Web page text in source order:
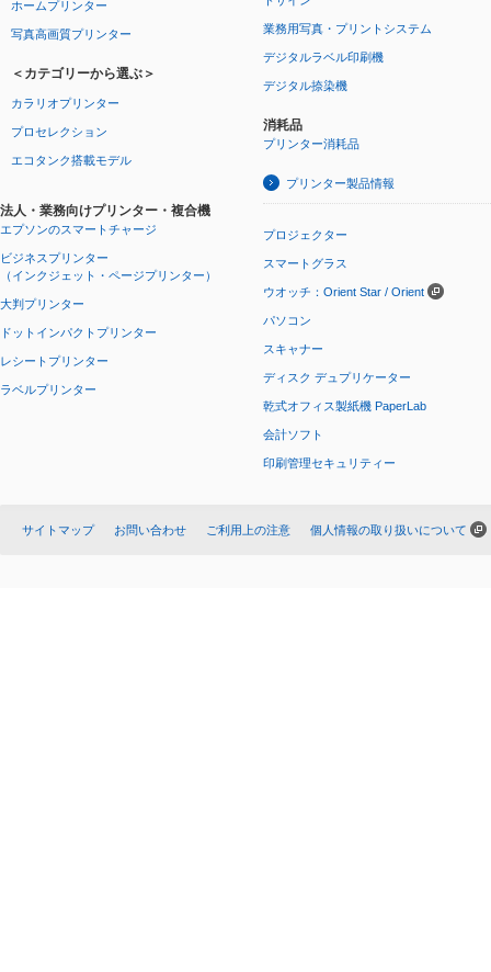
ホームプリンター
写真高画質プリンター
＜カテゴリーから選ぶ＞
カラリオプリンター
プロセレクション
エコタンク搭載モデル
法人・業務向けプリンター・複合機
エプソンのスマートチャージ
ビジネスプリンター
（インクジェット・ページプリンター）
大判プリンター
ドットインパクトプリンター
レシートプリンター
ラベルプリンター
業務用写真・プリントシステム
デジタルラベル印刷機
デジタル捺染機
消耗品
プリンター消耗品
プリンター製品情報
プロジェクター
スマートグラス
ウオッチ：Orient Star / Orient
パソコン
スキャナー
ディスク デュプリケーター
乾式オフィス製紙機 PaperLab
会計ソフト
印刷管理セキュリティー
サイトマップ お問い合わせ ご利用上の注意 個人情報の取り扱いについて